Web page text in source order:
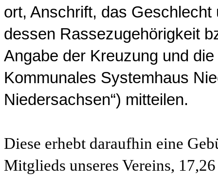
ort, Anschrift, das
dessen Rassezugehörigkeit
Angabe der Kreuzung und
Kommunales Systemhaus
Niedersachsen“) mitteilen.
Diese erhebt daraufhin eine
Mitglieds unseres Vereins,